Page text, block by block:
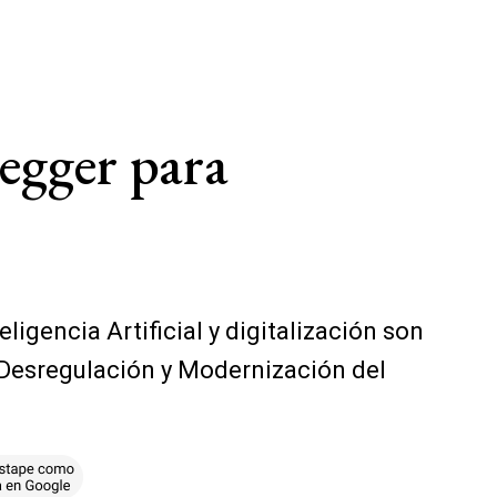
para
Artificial y digitalización son
y Modernización del